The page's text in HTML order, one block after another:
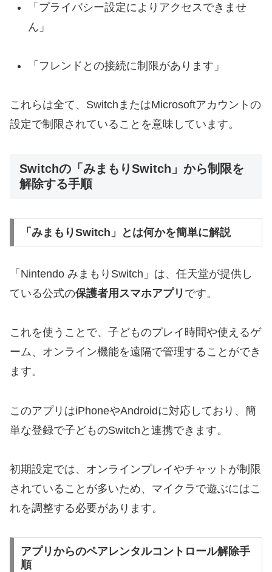
「プライバシー設定によりアクセスできませ
ん」
「フレンドとの接続に制限があります」
これらは全て、SwitchまたはMicrosoftアカウントの
設定で制限されていることを意味しています。
Switchの「みまもりSwitch」から制限を
解除する手順
「みまもりSwitch」とは何かを簡単に解説
「Nintendo みまもりSwitch」は、任天堂が提供し
ている公式の保護者用スマホアプリ です。
これを使うことで、子どものプレイ時間や使えるゲ
ーム、オンライン機能を遠隔で管理することができ
ます。
このアプリはiPhoneやAndroidに対応しており、簡
単な登録で子どものSwitchと連携できます。
初期設定では、オンラインプレイやチャットが制限
されていることが多いため、マイクラで遊ぶにはこ
れを調整する必要があります。
アプリからのペアレンタルコントロール解除手
順